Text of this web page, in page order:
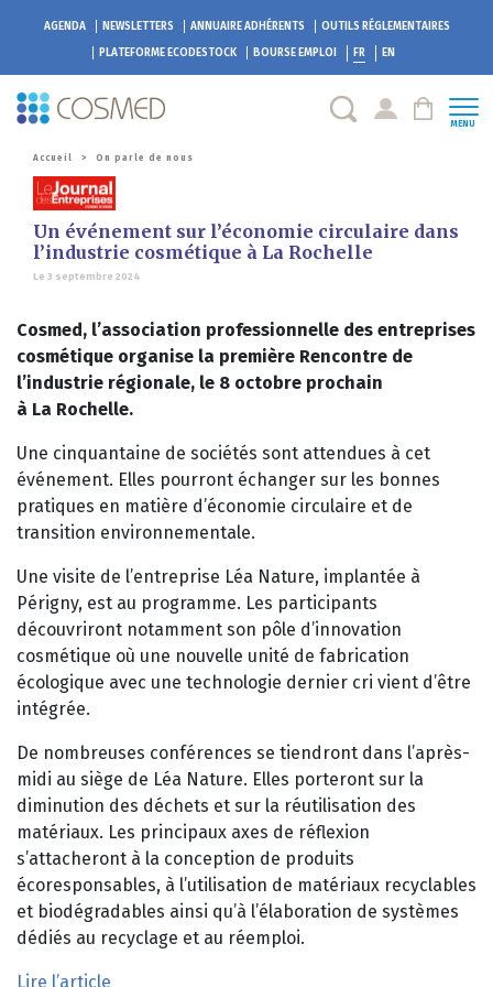
AGENDA NEWSLETTERS ANNUAIRE ADHÉRENTS
OUTILS RÉGLEMENTAIRES
PLATEFORME ECODESTOCK BOURSE EMPLOI FR EN
MENU
Accueil > On parle de nous
Un événement sur l’économie circulaire dans
l’industrie cosmétique à La Rochelle
Le 3 septembre 2024
Cosmed, l’association professionnelle des entreprises
cosmétique organise la première Rencontre de
l’industrie régionale, le 8 octobre prochain
à La Rochelle.
Une cinquantaine de sociétés sont attendues à cet
événement. Elles pourront échanger sur les bonnes
pratiques en matière d’économie circulaire et de
transition environnementale.
Une visite de l’entreprise Léa Nature, implantée à
Périgny, est au programme. Les participants
découvriront notamment son pôle d’innovation
cosmétique où une nouvelle unité de fabrication
écologique avec une technologie dernier cri vient d’être
intégrée.
De nombreuses conférences se tiendront dans l’après-
midi au siège de Léa Nature. Elles porteront sur la
diminution des déchets et sur la réutilisation des
matériaux. Les principaux axes de réflexion
s’attacheront à la conception de produits
écoresponsables, à l’utilisation de matériaux recyclables
et biodégradables ainsi qu’à l’élaboration de systèmes
dédiés au recyclage et au réemploi.
Lire l’article